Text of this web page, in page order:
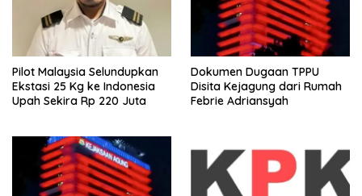
Pilot Malaysia Selundupkan
Ekstasi 25 Kg ke Indonesia
Upah Sekira Rp 220 Juta
Dokumen Dugaan TPPU
Disita Kejagung dari Rumah
Febrie Adriansyah